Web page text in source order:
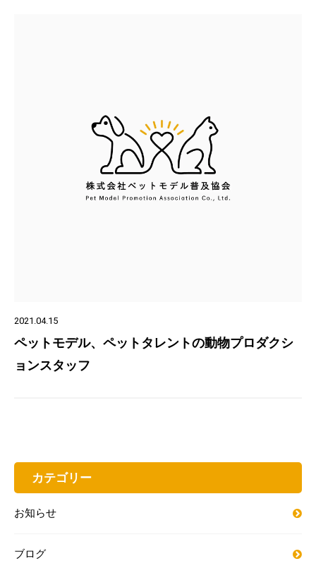
2021.04.15
ペットモデル、ペットタレントの動物プロダクシ
ョンスタッフ
カテゴリー
お知らせ
ブログ